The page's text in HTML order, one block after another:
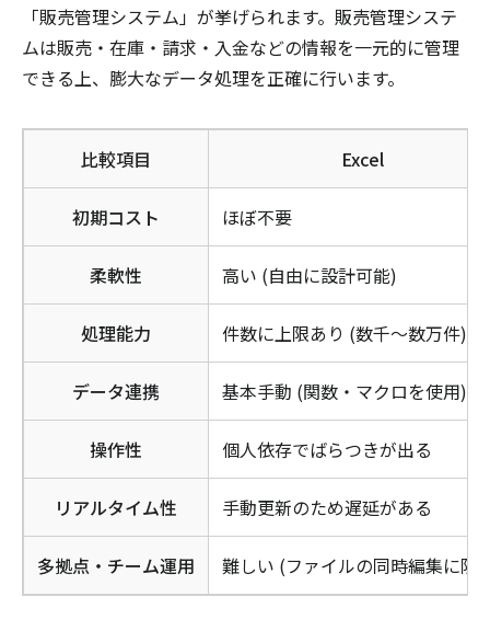
「販売管理システム」が挙げられます。販売管理システ
ムは販売・在庫・請求・入金などの情報を一元的に管理
できる上、膨大なデータ処理を正確に行います。
比較項目 Excel
初期コスト ほぼ不要
柔軟性 高い (自由に設計可能)
処理能力 件数に上限あり (数千〜数万件)
データ連携 基本手動 (関数・マクロを使用)
操作性 個人依存でばらつきが出る
リアルタイム性 手動更新のため遅延がある
多拠点・チーム運用 難しい (ファイルの同時編集に限